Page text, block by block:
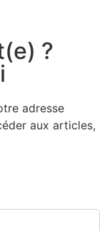
?
adresse
aux articles,